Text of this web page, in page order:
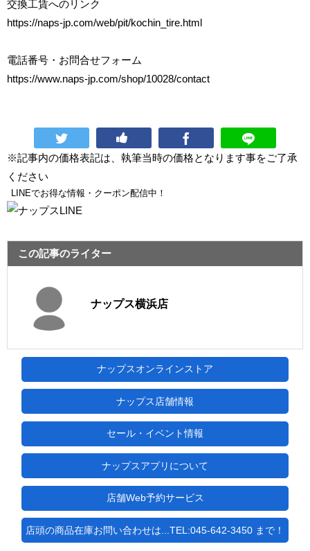
交換工賃へのリンク
https://naps-jp.com/web/pit/kochin_tire.html
電話番号・お問合せフォーム
https://www.naps-jp.com/shop/10028/contact
※記事内の価格表記は、執筆当時の価格となります事をご了承
ください
LINEでお得な情報・クーポン配信中！
この記事のライター
ナップス横浜店
ナップスオンラインストア
ナップス店舗情報
セール・イベント情報
ナップスアプリについて
店舗Web予約サービス
店頭の商品在庫お問い合わせは...TEL:045-642-3450 まで！